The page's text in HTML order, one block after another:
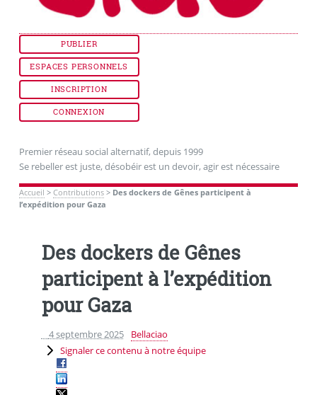
PUBLIER
ESPACES PERSONNELS
INSCRIPTION
CONNEXION
Premier réseau social alternatif, depuis 1999
Se rebeller est juste, désobéir est un devoir, agir est nécessaire
Accueil > Contributions> Des dockers de Gênes participent à
l’expédition pour Gaza
Des dockers de Gênes
participent à l’expédition
pour Gaza
4 septembre 2025
Bellaciao
Signaler ce contenu à notre équipe